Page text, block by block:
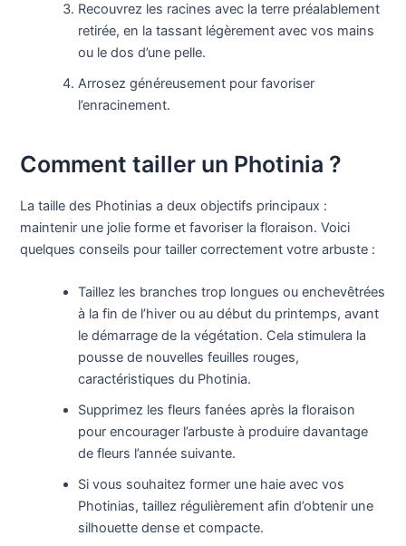
Recouvrez les racines avec la terre préalablement
retirée, en la tassant légèrement avec vos mains
ou le dos d’une pelle.
Arrosez généreusement pour favoriser
l’enracinement.
Comment tailler un Photinia ?
La taille des Photinias a deux objectifs principaux :
maintenir une jolie forme et favoriser la floraison. Voici
quelques conseils pour tailler correctement votre arbuste :
Taillez les branches trop longues ou enchevêtrées
à la fin de l’hiver ou au début du printemps, avant
le démarrage de la végétation. Cela stimulera la
pousse de nouvelles feuilles rouges,
caractéristiques du Photinia.
Supprimez les fleurs fanées après la floraison
pour encourager l’arbuste à produire davantage
de fleurs l’année suivante.
Si vous souhaitez former une haie avec vos
Photinias, taillez régulièrement afin d’obtenir une
silhouette dense et compacte.